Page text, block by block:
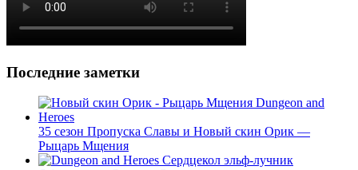
Последние заметки
35 сезон Пропуска Славы и Новый скин Орик —
Рыцарь Мщения